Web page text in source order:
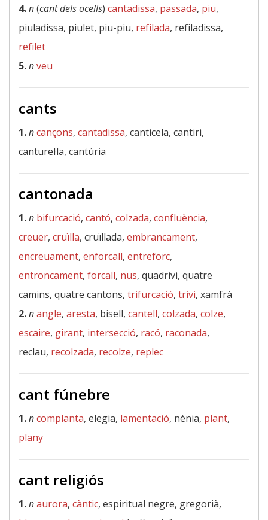
4.n(cant dels ocells) cantadissa, passada, piu,
piuladissa, piulet, piu-piu, refilada, refiladissa,
refilet
5.nveu
cants
1.ncançons, cantadissa, canticela, cantiri,
canturel·la, cantúria
cantonada
1.n bifurcació, cantó, colzada, confluència,
creuer, cruïlla, cruïllada, embrancament,
encreuament, enforcall, entreforc,
entroncament, forcall, nus, quadrivi, quatre
camins, quatre cantons, trifurcació, trivi, xamfrà
2.nangle, aresta, bisell, cantell, colzada, colze,
escaire, girant, intersecció, racó, raconada,
reclau, recolzada, recolze, replec
cant fúnebre
1.ncomplanta, elegia, lamentació, nènia, plant,
plany
cant religiós
1.naurora, càntic, espiritual negre, gregorià,